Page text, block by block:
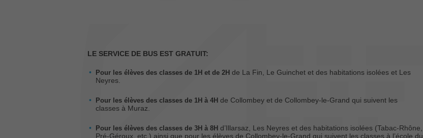
LE SERVICE DE BUS EST GRATUIT:
Pour les élèves des classes de 1H et de 2H de La Fin, Le Guinchet et des habitations isolées et Les
Neyres.
Pour les élèves des classes de 1H à 4H de Collombey et de Collombey-le-Grand qui suivent les
classes à Muraz.
Pour les élèves des classes de 3H à 8H d’Illarsaz, Les Neyres et des habitations isolées (Tabac-Rhône,
Pré-Géroux, etc.) ainsi que pour les élèves de Collombey-le-Grand qui suivent les classes à l’école du